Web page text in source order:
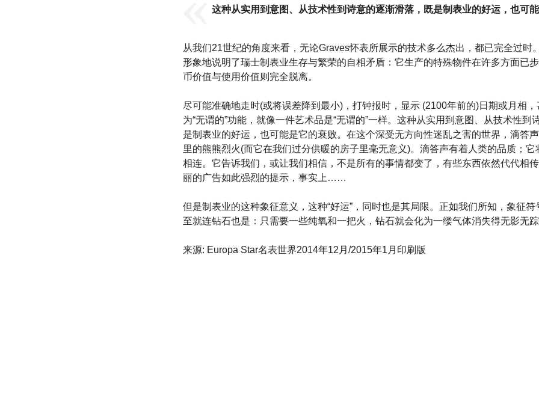
这种从实用到意图、从技术性到诗意的逐渐滑落，既是制表业的好运，也可
从我们21世纪的角度来看，无论Graves怀表所展示的技术多么杰出，都已完全过时
形象地说明了瑞士制表业生存与繁荣的自相矛盾：它生产的特殊物件在许多方面已
币价值与使用价值则完全脱离。
尽可能准确地走时(或将误差降到最小)，打钟报时，显示 (2100年前的)日期或月相
为“无谓的”功能，就像一件艺术品是“无谓的”一样。这种从实用到意图、从技术性到
是制表业的好运，也可能是它的衰败。在这个深受无方向性迷乱之害的世界，滴答
里的熊熊烈火(而它在我们过分供暖的房子里毫无意义)。滴答声有着人类的品质；
相连。它告诉我们，或让我们相信，不是所有的事情都变了，有些东西依然代代相
丽的广告如此强烈的提示，事实上……
但是制表业的这种象征意义，这种“好运”，同时也是其局限。正如我们所知，象征
至就连钻石也是：只需要一些纯氧和一把火，钻石就会化为一缕气体消失得无影无
来源: Europa Star名表世界2014年12月/2015年1月印刷版